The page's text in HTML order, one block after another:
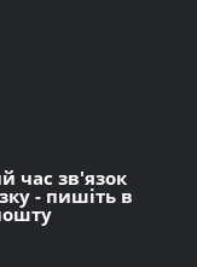
час зв'язок
- пишіть в